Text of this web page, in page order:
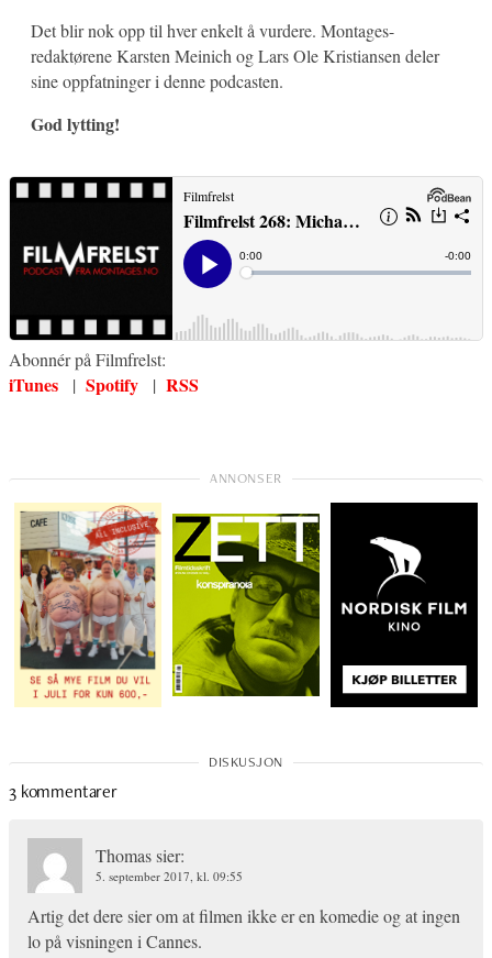
Det blir nok opp til hver enkelt å vurdere. Montages-
redaktørene Karsten Meinich og Lars Ole Kristiansen deler
sine oppfatninger i denne podcasten.
God lytting!
Abonnér på Filmfrelst:
iTunes | Spotify | RSS
3 kommentarer
Thomassier:
5. september 2017, kl. 09:55
Artig det dere sier om at filmen ikke er en komedie og at ingen
lo på visningen i Cannes.